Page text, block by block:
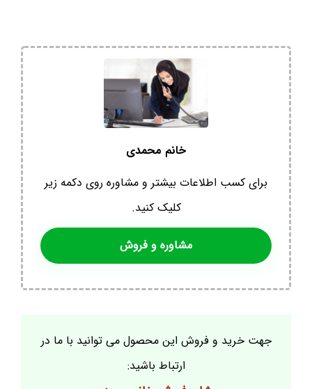
خانم محمدی
برای کسب اطلاعات بیشتر و مشاوره روی دکمه زیر
کلیک کنید.
مشاوره و فروش
جهت خرید و فروش این محصول می توانید با ما در
ارتباط باشید: